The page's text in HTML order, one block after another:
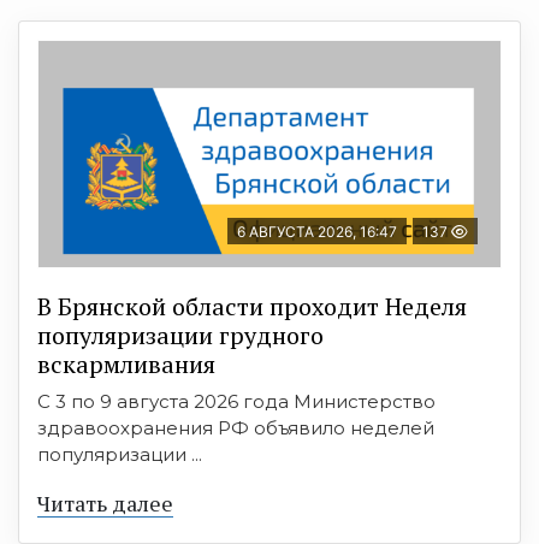
6 АВГУСТА 2026, 16:47 137
В Брянской области проходит Неделя
популяризации грудного
вскармливания
С 3 по 9 августа 2026 года Министерство
здравоохранения РФ объявило неделей
популяризации ...
Читать далее